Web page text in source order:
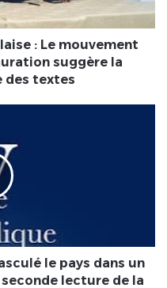
: Le mouvement
suggère la
des textes
le pays dans un
lecture de la